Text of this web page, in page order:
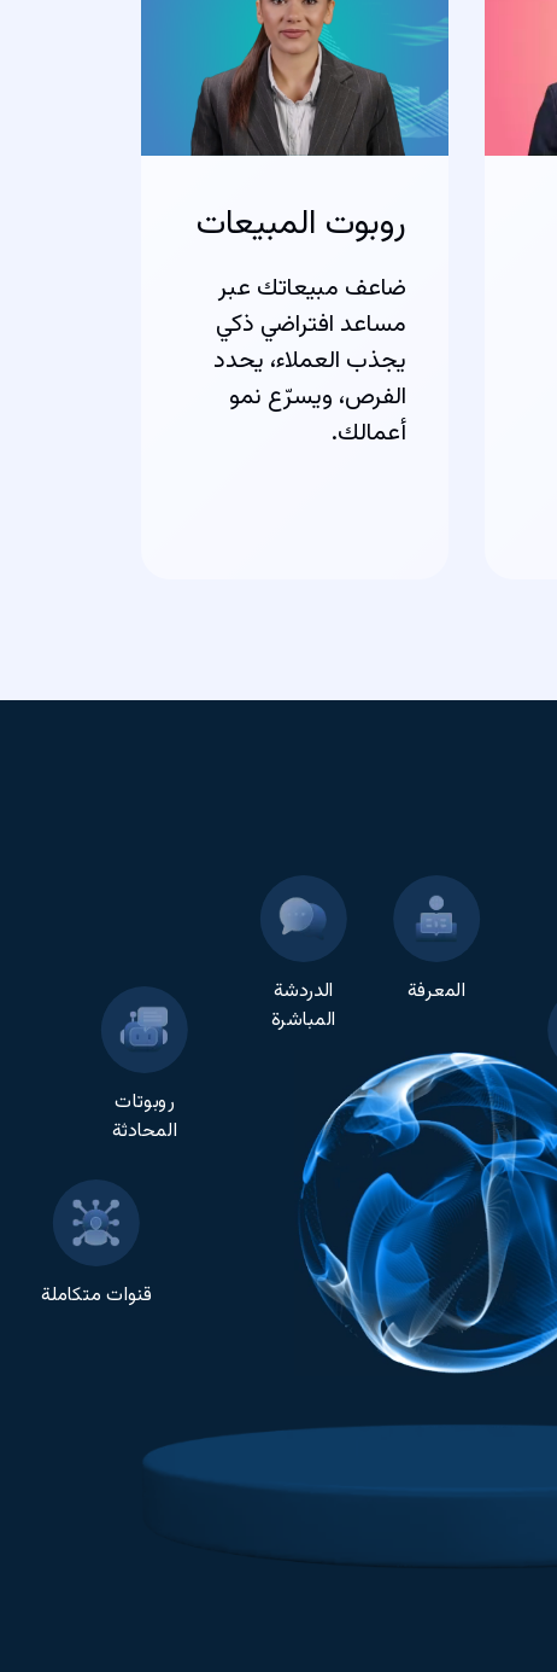
روبوت المبيعات
ضاعف مبيعاتك عبر
مساعد افتراضي ذكي
يجذب العملاء، يحدد
الفرص، ويسرّع نمو
أعمالك.
قنوات متكاملة
روبوتات
المحادثة
الدردشة
المباشرة
المعرفة